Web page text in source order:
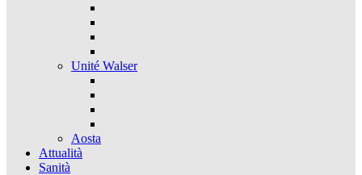
Unité Walser
Aosta
Attualità
Sanità